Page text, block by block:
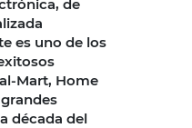
de
es uno de los
Mart, Home
década del